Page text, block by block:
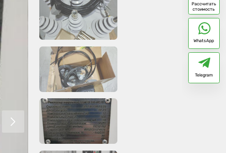
Рассчитать
стоимость
WhatsApp
Telegram